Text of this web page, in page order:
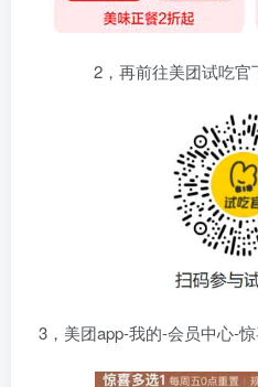
2，再前往美团试吃
3，美团app-我的-会员中心-